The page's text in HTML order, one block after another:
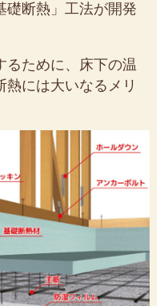
礎断熱」工法が開発
るために、床下の温
熱には大いなるメリ